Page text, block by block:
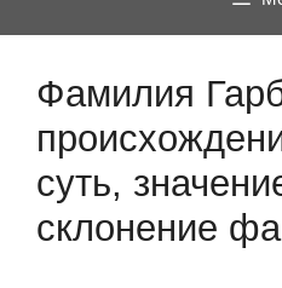
Фамилия
суть,
склонение